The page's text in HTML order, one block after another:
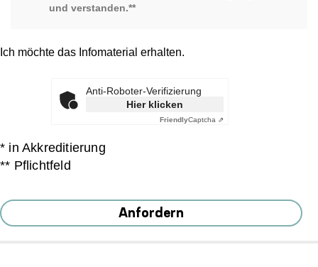
und verstanden.**
Ich möchte das Infomaterial erhalten.
Anti-Roboter-Verifizierung
Hier klicken
FriendlyCaptcha ⇗
* in Akkreditierung
** Pflichtfeld
Anfordern